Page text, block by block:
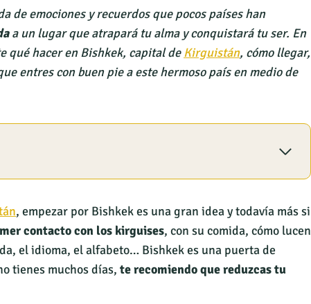
de emociones y recuerdos que pocos países han
a un lugar que atrapará tu alma y conquistará tu ser. En
qué hacer en Bishkek, capital deKirguistán, cómo llegar,
entres con buen pie a este hermoso país en medio de
, empezar por Bishkek es una gran idea y todavía más si
contacto con los kirguises, con su comida, cómo lucen
el idioma, el alfabeto… Bishkek es una puerta de
tienes muchos días, te recomiendo quereduzcastu